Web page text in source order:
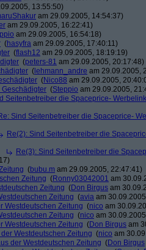
13:55:50)
am 29.09.2005, 14:54:37)
am 29.09.2005, 16:22:41)
am 29.09.2005, 16:54:18)
(hasyfra am 29.09.2005, 17:40:11)
(flash12 am 29.09.2005, 18:19:19)
(peters-81 am 29.09.2005, 20:17:48)
( lehmann_andre am 29.09.2005,
(Nico88 am 29.09.2005,
Geschädigter (Steppio am 29.09.2005,
Seitenbetreiber die Spaceprice-
Sind Seitenbetreiber die Spaceprice-
Re(2): Sind Seitenbetreiber die
Re(3): Sind Seitenbetreiber die
(bubu.m am 29.09.2005, 22:47:41)
Zeitung (Ronny03042001 am
Zeitung (Don Birgus am
Zeitung (avia am
Westdeutschen Zeitung (nico am
Zeitung (nico am
Westdeutschen Zeitung (Don Birgus am
Westdeutschen Zeitung (nico am
der Westdeutschen Zeitung (Don Birgus